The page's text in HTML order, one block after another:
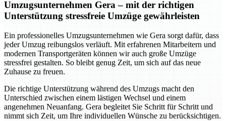
Umzugsunternehmen Gera – mit der richtigen
Unterstützung stressfreie Umzüge gewährleisten
Ein professionelles Umzugsunternehmen wie Gera sorgt dafür, dass
jeder Umzug reibungslos verläuft. Mit erfahrenen Mitarbeitern und
modernen Transportgeräten können wir auch große Umzüge
stressfrei gestalten. So bleibt genug Zeit, um sich auf das neue
Zuhause zu freuen.
Die richtige Unterstützung während des Umzugs macht den
Unterschied zwischen einem lästigen Wechsel und einem
angenehmen Neuanfang. Gera begleitet Sie Schritt für Schritt und
nimmt sich Zeit, um Ihre individuellen Wünsche zu berücksichtigen.